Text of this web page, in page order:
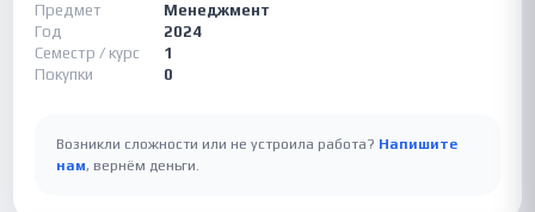
Предмет
Менеджмент
Год
2024
Семестр / курс
1
Покупки
0
Возникли сложности или не устроила работа? Напишите
нам, вернём деньги.